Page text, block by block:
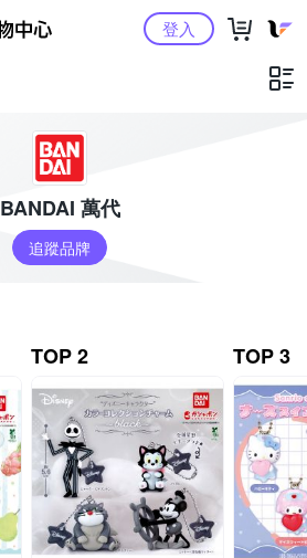
Yahoo購物中心登入
BANDAI 萬代
追蹤品牌
TOP 2 TOP 3